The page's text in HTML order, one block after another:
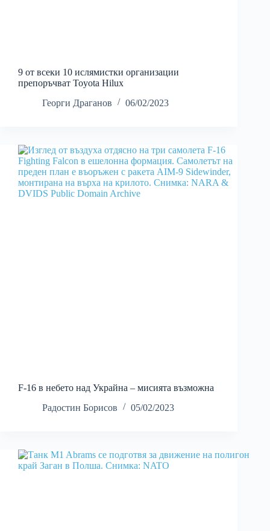
9 от всеки 10 ислямистки организации
препоръчват Toyota Hilux
Георги Драганов
06/02/2023
F-16 в небето над Украйна – мисията възможна
Радостин Борисов
05/02/2023